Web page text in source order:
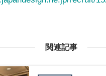
関連記事